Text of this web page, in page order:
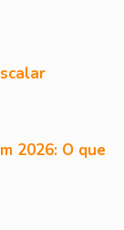
2026: O que